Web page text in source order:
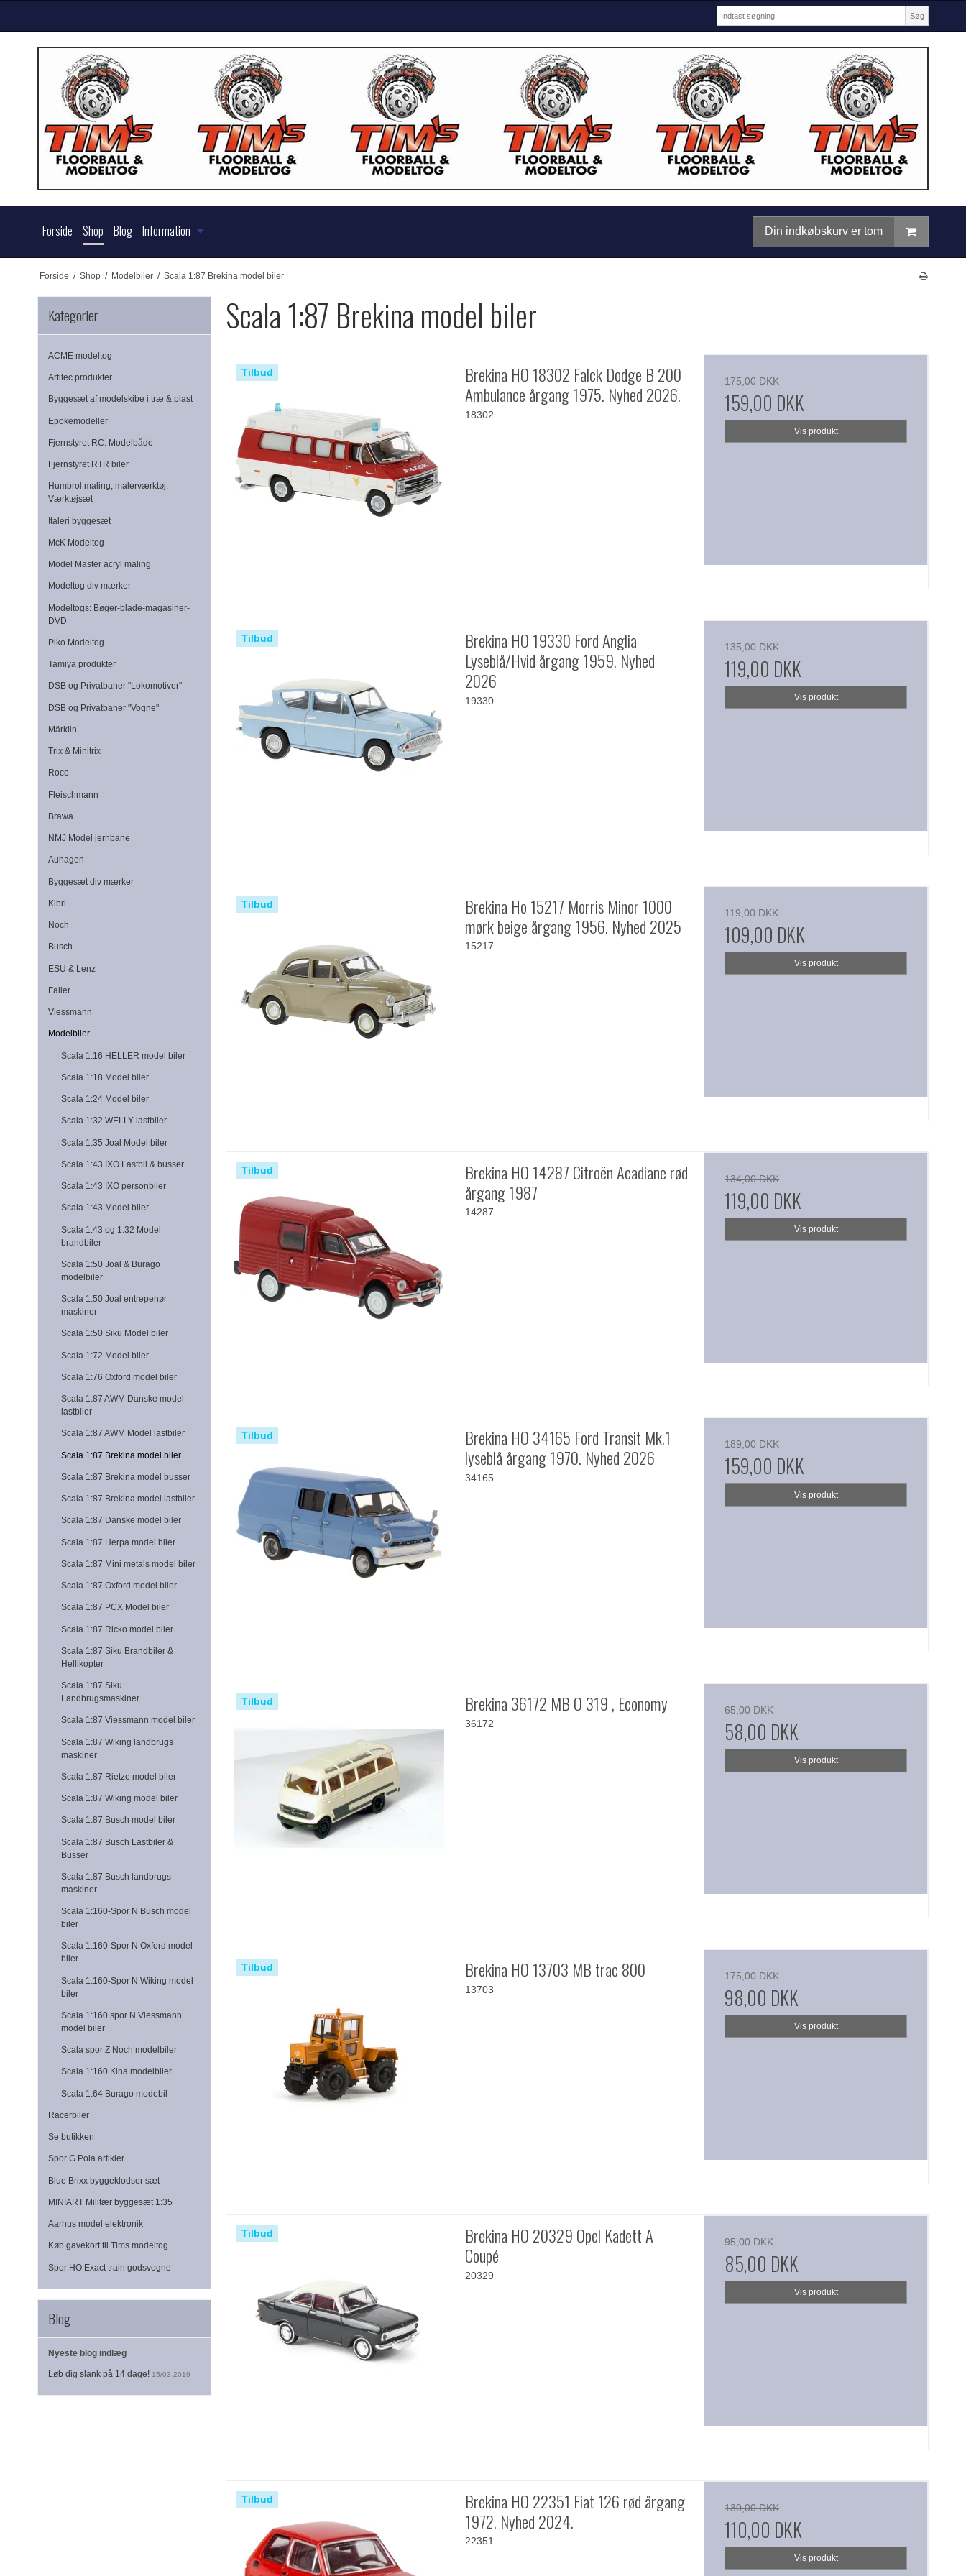
Søg
Forside Shop Blog Information Din indkøbskurv er tom
Forside / Shop / Modelbiler / Scala 1:87 Brekina model biler
Kategorier
ACME modeltog
Artitec produkter
Byggesæt af modelskibe i træ & plast
Epokemodeller
Fjernstyret RC. Modelbåde
Fjernstyret RTR biler
Humbrol maling, malerværktøj.
Værktøjsæt
Italeri byggesæt
McK Modeltog
Model Master acryl maling
Modeltog div mærker
Modeltogs: Bøger-blade-magasiner-
DVD
Piko Modeltog
Tamiya produkter
DSB og Privatbaner "Lokomotiver"
DSB og Privatbaner "Vogne"
Märklin
Trix & Minitrix
Roco
Fleischmann
Brawa
NMJ Model jernbane
Auhagen
Byggesæt div mærker
Kibri
Noch
Busch
ESU & Lenz
Faller
Viessmann
Modelbiler
Scala 1:16 HELLER model biler
Scala 1:18 Model biler
Scala 1:24 Model biler
Scala 1:32 WELLY lastbiler
Scala 1:35 Joal Model biler
Scala 1:43 IXO Lastbil & busser
Scala 1:43 IXO personbiler
Scala 1:43 Model biler
Scala 1:43 og 1:32 Model
brandbiler
Scala 1:50 Joal & Burago
modelbiler
Scala 1:50 Joal entrepenør
maskiner
Scala 1:50 Siku Model biler
Scala 1:72 Model biler
Scala 1:76 Oxford model biler
Scala 1:87 AWM Danske model
lastbiler
Scala 1:87 AWM Model lastbiler
Scala 1:87 Brekina model biler
Scala 1:87 Brekina model busser
Scala 1:87 Brekina model lastbiler
Scala 1:87 Danske model biler
Scala 1:87 Herpa model biler
Scala 1:87 Mini metals model biler
Scala 1:87 Oxford model biler
Scala 1:87 PCX Model biler
Scala 1:87 Ricko model biler
Scala 1:87 Siku Brandbiler &
Hellikopter
Scala 1:87 Siku
Landbrugsmaskiner
Scala 1:87 Viessmann model biler
Scala 1:87 Wiking landbrugs
maskiner
Scala 1:87 Rietze model biler
Scala 1:87 Wiking model biler
Scala 1:87 Busch model biler
Scala 1:87 Busch Lastbiler &
Busser
Scala 1:87 Busch landbrugs
maskiner
Scala 1:160-Spor N Busch model
biler
Scala 1:160-Spor N Oxford model
biler
Scala 1:160-Spor N Wiking model
biler
Scala 1:160 spor N Viessmann
model biler
Scala spor Z Noch modelbiler
Scala 1:160 Kina modelbiler
Scala 1:64 Burago modebil
Racerbiler
Se butikken
Spor G Pola artikler
Blue Brixx byggeklodser sæt
MINIART Militær byggesæt 1:35
Aarhus model elektronik
Køb gavekort til Tims modeltog
Spor HO Exact train godsvogne
Blog
Nyeste blog indlæg
Løb dig slank på 14 dage! 15/03 2019
Scala 1:87 Brekina model biler
Tilbud
Brekina HO 18302 Falck Dodge B 200
Ambulance årgang 1975. Nyhed 2026.
18302
175,00 DKK
159,00 DKK
Vis produkt
Tilbud
Brekina HO 19330 Ford Anglia
Lyseblå/Hvid årgang 1959. Nyhed
2026
19330
135,00 DKK
119,00 DKK
Vis produkt
Tilbud
Brekina Ho 15217 Morris Minor 1000
mørk beige årgang 1956. Nyhed 2025
15217
119,00 DKK
109,00 DKK
Vis produkt
Tilbud
Brekina HO 14287 Citroën Acadiane rød
årgang 1987
14287
134,00 DKK
119,00 DKK
Vis produkt
Tilbud
Brekina HO 34165 Ford Transit Mk.1
lyseblå årgang 1970. Nyhed 2026
34165
189,00 DKK
159,00 DKK
Vis produkt
Tilbud Brekina 36172 MB O 319 , Economy
36172
65,00 DKK
58,00 DKK
Vis produkt
Tilbud Brekina HO 13703 MB trac 800
13703
175,00 DKK
98,00 DKK
Vis produkt
Tilbud
Brekina HO 20329 Opel Kadett A
Coupé
20329
95,00 DKK
85,00 DKK
Vis produkt
Tilbud
Brekina HO 22351 Fiat 126 rød årgang
1972. Nyhed 2024.
22351
130,00 DKK
110,00 DKK
Vis produkt